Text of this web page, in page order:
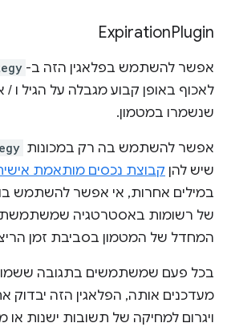
ExpirationPlugin
אפשר להשתמש בפלאגין הזה ב-
לאכוף באופן קבוע מגבלה על הגיל
שנשמרו במטמון.
אפשר להשתמש בה רק במכונות
שיש להן קבוצת נכסים מותאמת
במילים אחרות, אי אפשר להשתמש בו
של רשומות באסטרטגיה
המחדל של המטמון בסביבת זמן
בכל פעם שמשתמשים בתגובה
מעדכנים אותה, הפלאגין הזה יבדוק
ויגרום למחיקה של תשובות ישנות או